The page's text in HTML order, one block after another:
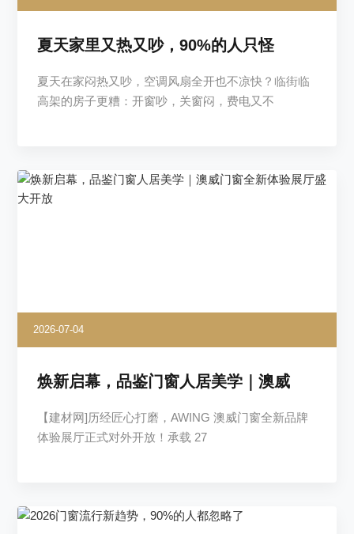
夏天家里又热又吵，90%的人只怪
夏天在家闷热又吵，空调风扇全开也不凉快？临街临
高架的房子更糟：开窗吵，关窗闷，费电又不
2026-07-04
焕新启幕，品鉴门窗人居美学｜澳威
【建材网]历经匠心打磨，AWING 澳威门窗全新品牌
体验展厅正式对外开放！承载 27